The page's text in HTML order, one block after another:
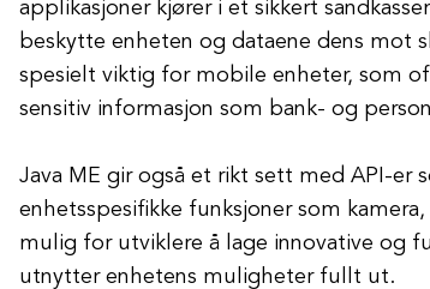
applikasjoner kjører i et sikkert
beskytte enheten og dataene dens mot
spesielt viktig for mobile enheter, som
sensitiv informasjon som bank- og
Java ME gir også et rikt sett med API-er
enhetsspesifikke funksjoner som
mulig for utviklere å lage innovative og
utnytter enhetens muligheter fullt ut.